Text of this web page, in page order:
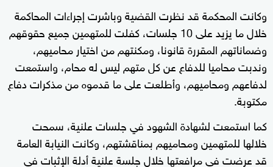
وكانت المحكمة قد نظرت القضية وباشرت إجراءات المحاكمة
خلال ما يزيد على 10 جلسات، كفلت للمتهمين جميع حقوقهم
وضماناتهم المقررة قانونا، ومكنتهم من اختيار محاميهم،
وندبت محاميا للدفاع عن كل متهم ليس له محام، واستمعت
لدفاعهم ومحاميهم، وأطلعت على ما قدموه من مذكرات دفاع
مكتوبة.
كما استمعت لشهادة الشهود في جلسات علنية، سمحت
خلالها للمتهمين ومحاميهم بمناقشتهم، وكانت النيابة العامة
قد عرضت في مرافعتها خلال جلسة علنية أدلة الإثبات في